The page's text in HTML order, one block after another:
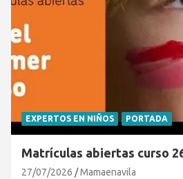
EXPERTOS EN NIÑOS PORTADA
Matrículas abiertas curso
27/07/2026 Mamaenavila